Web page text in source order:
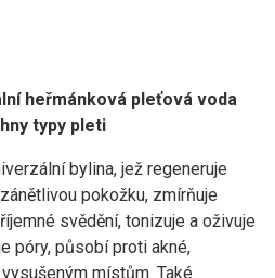
heřmánková pleťová voda
typy pleti
bylina, jež regeneruje
pokožku, zmírňuje
svědění, tonizuje a oživuje
póry, působí proti akné,
místům. Také